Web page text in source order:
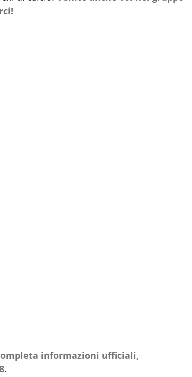
informazioni ufficiali,
.